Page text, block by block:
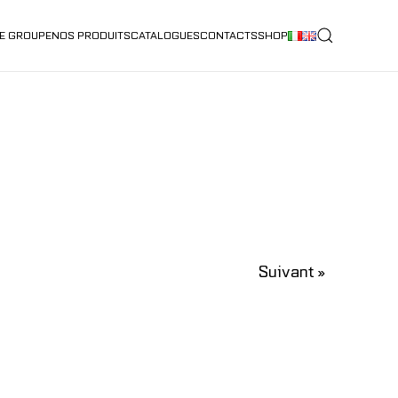
GROUPENOS PRODUITSCATALOGUESCONTACTSSHOP
Suivant »